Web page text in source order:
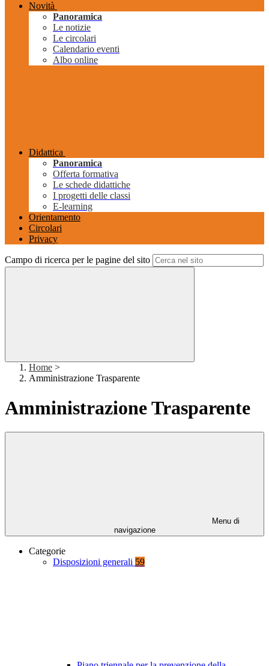
Novità
Panoramica
Le notizie
Le circolari
Calendario eventi
Albo online
Didattica
Panoramica
Offerta formativa
Le schede didattiche
I progetti delle classi
E-learning
Orientamento
Circolari
Privacy
Campo di ricerca per le pagine del sito
Home >
Amministrazione Trasparente
Amministrazione Trasparente
Menu di
navigazione
Categorie
Disposizioni generali 59